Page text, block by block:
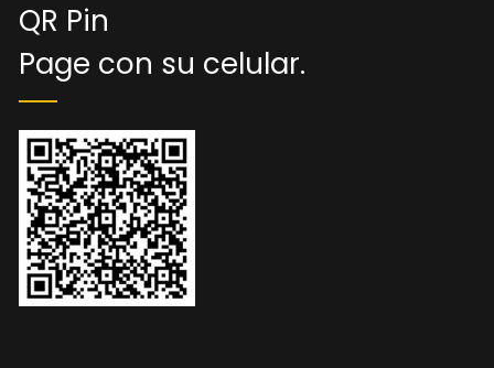
QR Pin
Page con su celular.